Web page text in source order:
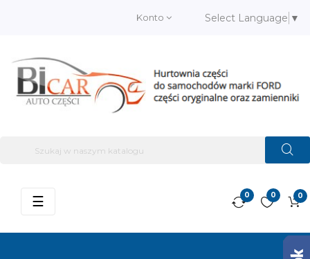
Konto Select Language ▼
0
0
0
Przełącz
☰